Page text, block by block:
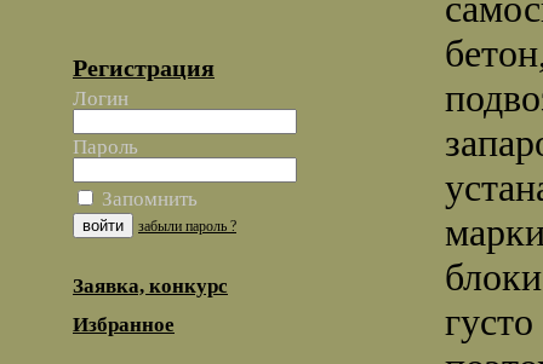
Регистрация
Логин
Пароль
Запомнить
забыли пароль ?
Заявка, конкурс
Избранное